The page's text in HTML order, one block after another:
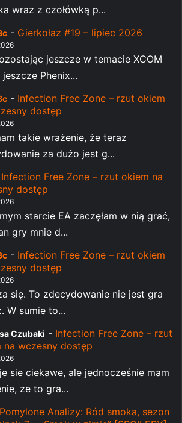
wraz z czołówką p...
- Gierkołaz #19 – lipiec 2026
jeszcze w temacie XCOM
jeszcze Phenix...
- Infection Free Zone – rzut okiem
dostęp
takie wrażenie, że teraz
za dużo jest g...
Infection Free Zone – rzut okiem na
dostęp
starcie EA zaczęłam w nią grać,
gry mnie d...
- Infection Free Zone – rzut okiem
dostęp
się. To zdecydowanie nie jest gra
W sumie to...
Czubaki - Infection Free Zone – rzut
na wczesny dostęp
sie ciekawe, ale jednocześnie mam
ze to gra...
Pomylone Analizy: Ród smoka, sezon